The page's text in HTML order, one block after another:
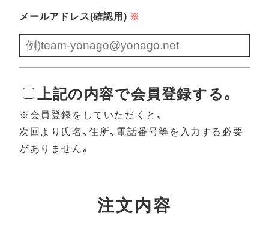
メールアドレス(確認用) ※
上記の内容で会員登録する。
※会員登録をしていただくと、
次回より氏名、住所、電話番号等を入力する必要
がありません。
注文内容